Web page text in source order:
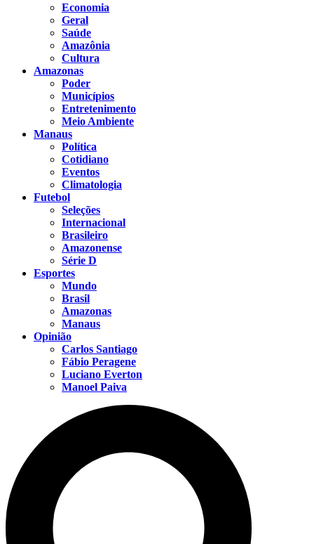
Economia
Geral
Saúde
Amazônia
Cultura
Amazonas
Poder
Municípios
Entretenimento
Meio Ambiente
Manaus
Política
Cotidiano
Eventos
Climatologia
Futebol
Seleções
Internacional
Brasileiro
Amazonense
Série D
Esportes
Mundo
Brasil
Amazonas
Manaus
Opinião
Carlos Santiago
Fábio Peragene
Luciano Everton
Manoel Paiva